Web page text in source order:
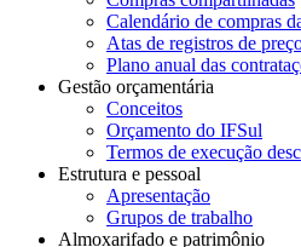
Calendário de compras
Atas de registros de
Plano anual das
Gestão orçamentária
Conceitos
Orçamento do IFSul
Termos de execução
Estrutura e pessoal
Apresentação
Grupos de trabalho
Almoxarifado e patrimônio